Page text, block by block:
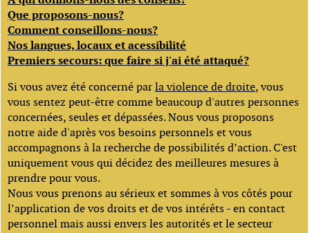
Que proposons-nous?
Comment conseillons-nous?
Nos langues, locaux et acessibilité
Premiers secours: que faire si j'ai été attaqué?
Si vous avez été concerné parla violence de droite, vous
vous sentez peut-être comme beaucoup d'autres personnes
concernées, seules et dépassées. Nous vous proposons
notre aide d'après vos besoins personnels et vous
accompagnons à la recherche de possibilités d’action. C'est
uniquement vous qui décidez des meilleures mesures à
prendre pour vous.
Nous vous prenons au sérieux et sommes à vos côtés pour
l’application de vos droits et de vos intérêts - en contact
personnel mais aussi envers les autorités et le secteur